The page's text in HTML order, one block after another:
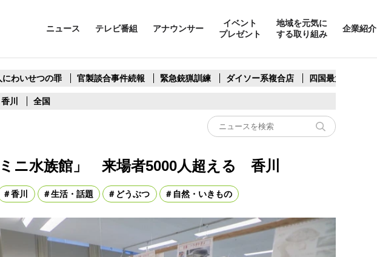
ニュース テレビ番組 アナウンサー
イベント
プレゼント
地域を元気に
する取り組み
企業紹介
にわいせつの罪 官製談合事件続報 緊急銃猟訓練 ダイソー系複合店 四国最大スリコ
香川 全国
ニ水族館」 来場者5000人超える 香川
香川 生活・話題 どうぶつ 自然・いきもの